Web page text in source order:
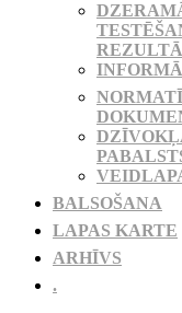
BALSOŠANA
LAPAS KARTE
ARHĪVS
.